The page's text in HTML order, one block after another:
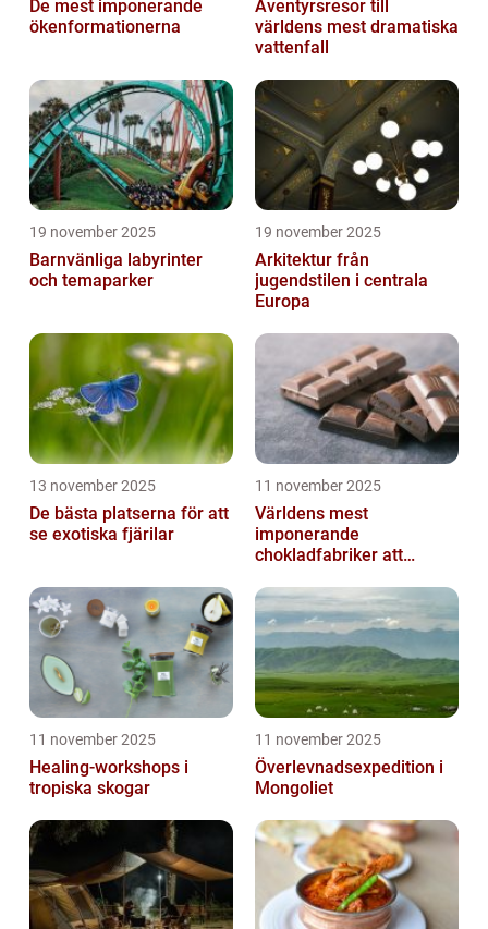
De mest imponerande
ökenformationerna
Äventyrsresor till
världens mest dramatiska
vattenfall
19 november 2025
Barnvänliga labyrinter
och temaparker
19 november 2025
Arkitektur från
jugendstilen i centrala
Europa
13 november 2025
De bästa platserna för att
se exotiska fjärilar
11 november 2025
Världens mest
imponerande
chokladfabriker att
11 november 2025
Healing-workshops i
tropiska skogar
11 november 2025
Överlevnadsexpedition i
Mongoliet